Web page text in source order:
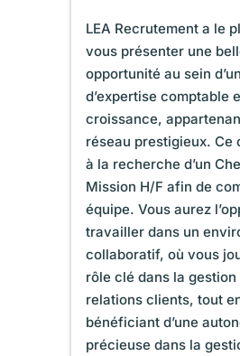
LEA Recrutement a le
vous présenter une
opportunité au sein
d’expertise comptable
croissance,
réseau prestigieux. Ce
à la recherche d’un
Mission H/F afin de
équipe. Vous aurez
travailler dans un
collaboratif, où vous
rôle clé dans la gestion
relations clients, tout
bénéficiant d’une
précieuse dans la